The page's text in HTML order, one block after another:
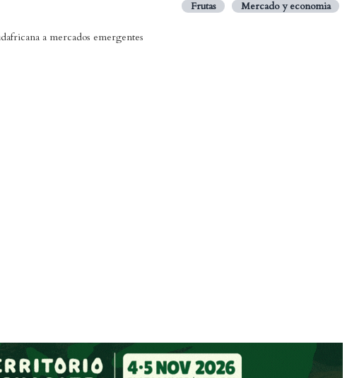
Frutas Mercado y economia